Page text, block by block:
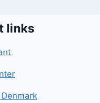
links